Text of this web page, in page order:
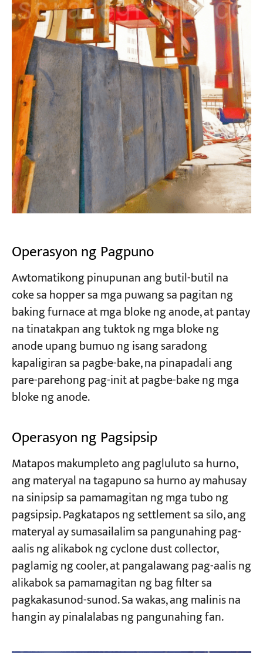
Operasyon ng Pagpuno
Awtomatikong pinupunan ang butil-butil na
coke sa hopper sa mga puwang sa pagitan ng
baking furnace at mga bloke ng anode, at pantay
na tinatakpan ang tuktok ng mga bloke ng
anode upang bumuo ng isang saradong
kapaligiran sa pagbe-bake, na pinapadali ang
pare-parehong pag-init at pagbe-bake ng mga
bloke ng anode.
Operasyon ng Pagsipsip
Matapos makumpleto ang pagluluto sa hurno,
ang materyal na tagapuno sa hurno ay mahusay
na sinipsip sa pamamagitan ng mga tubo ng
pagsipsip. Pagkatapos ng settlement sa silo, ang
materyal ay sumasailalim sa pangunahing pag-
aalis ng alikabok ng cyclone dust collector,
paglamig ng cooler, at pangalawang pag-aalis ng
alikabok sa pamamagitan ng bag filter sa
pagkakasunod-sunod. Sa wakas, ang malinis na
hangin ay pinalalabas ng pangunahing fan.